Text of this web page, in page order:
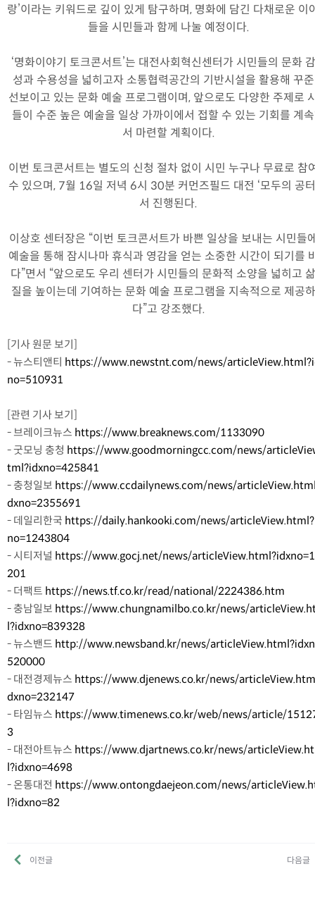
랑’이라는 키워드로 깊이 있게 탐구하며, 명화에 담긴 다채로운 이
들을 시민들과 함께 나눌 예정이다.
‘명화이야기 토크콘서트’는 대전사회혁신센터가 시민들의 문화
성과 수용성을 넓히고자 소통협력공간의 기반시설을 활용해 꾸
선보이고 있는 문화 예술 프로그램이며, 앞으로도 다양한 주제로
들이 수준 높은 예술을 일상 가까이에서 접할 수 있는 기회를 계
서 마련할 계획이다.
이번 토크콘서트는 별도의 신청 절차 없이 시민 누구나 무료로 참
수 있으며, 7월 16일 저녁 6시 30분 커먼즈필드 대전 ‘모두의 공
서 진행된다.
이상호 센터장은 “이번 토크콘서트가 바쁜 일상을 보내는 시민들
예술을 통해 잠시나마 휴식과 영감을 얻는 소중한 시간이 되기를
다”면서 “앞으로도 우리 센터가 시민들의 문화적 소양을 넓히고
질을 높이는데 기여하는 문화 예술 프로그램을 지속적으로 제공
다”고 강조했다.
[기사 원문 보기]
- 뉴스티앤티 https://www.newstnt.com/news/
no=510931
[관련 기사 보기]
- 브레이크뉴스 https://www.breaknews.com/1133090
- 굿모닝 충청 https://www.goodmorningcc.com/news/
tml?idxno=425841
- 충청일보 https://www.ccdailynews.com/news/
dxno=2355691
- 데일리한국 https://daily.hankooki.com/news/
no=1243804
- 시티저널 https://www.gocj.net/news/
201
- 더팩트 https://news.tf.co.kr/read/national/2224386.htm
- 충남일보 https://www.chungnamilbo.co.kr/news/
l?idxno=839328
- 뉴스밴드 http://www.newsband.kr/news/
520000
- 대전경제뉴스 https://www.djenews.co.kr/news/
dxno=232147
- 타임뉴스 https://www.timenews.co.kr/web/news/article/
3
- 대전아트뉴스 https://www.djartnews.co.kr/news/
l?idxno=4698
- 온통대전 https://www.ontongdaejeon.com/news/
l?idxno=82
이전글 다음글